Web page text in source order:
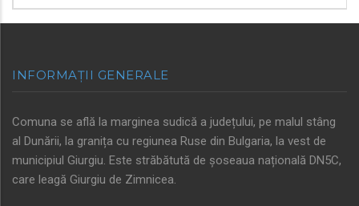
INFORMAȚII GENERALE
Comuna se află la marginea sudică a județului, pe malul stâng
al Dunării, la granița cu regiunea Ruse din Bulgaria, la vest de
municipiul Giurgiu. Este străbătută de șoseaua națională DN5C,
care leagă Giurgiu de Zimnicea.